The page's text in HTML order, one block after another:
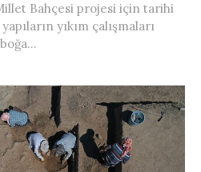
Bahçesi projesi için tarihi
yıkım çalışmaları